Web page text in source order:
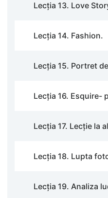
Lecția 13. Love
Lecția 14. Fashion.
Lecția 15. Portret
Lecția 16. Esquire-
Lecția 17. Lecție la
Lecția 18. Lupta
Lecția 19. Analiza